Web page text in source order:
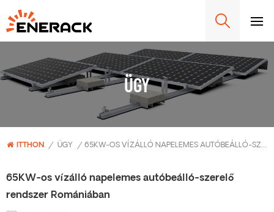
ÜGY
ITTHON / ÜGY / 65KW-OS VÍZÁLLÓ NAPELEMES AUTÓBEÁLLÓ-SZERELŐ RENDSZER ROMÁNIÁBAN
65KW-os vízálló napelemes autóbeálló-szerelő
rendszer Romániában